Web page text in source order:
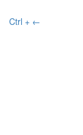
Ctrl + ←